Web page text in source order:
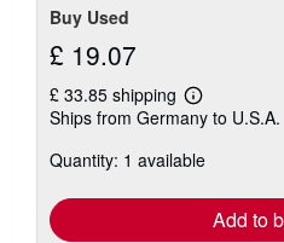
Buy Used
£ 19.07
£ 33.85 shipping
Learn
more
shipping
Ships from Germany to U.S.A.
Quantity: 1 available
Add to